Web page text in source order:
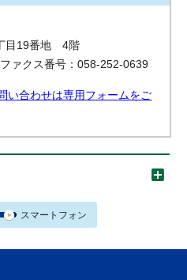
目19番地 4階
ァクス番号：058-252-0639
い合わせは専用フォームをご
スマートフォン